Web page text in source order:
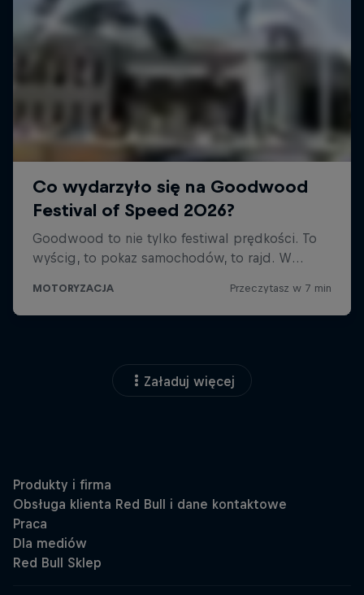
Załaduj więcej